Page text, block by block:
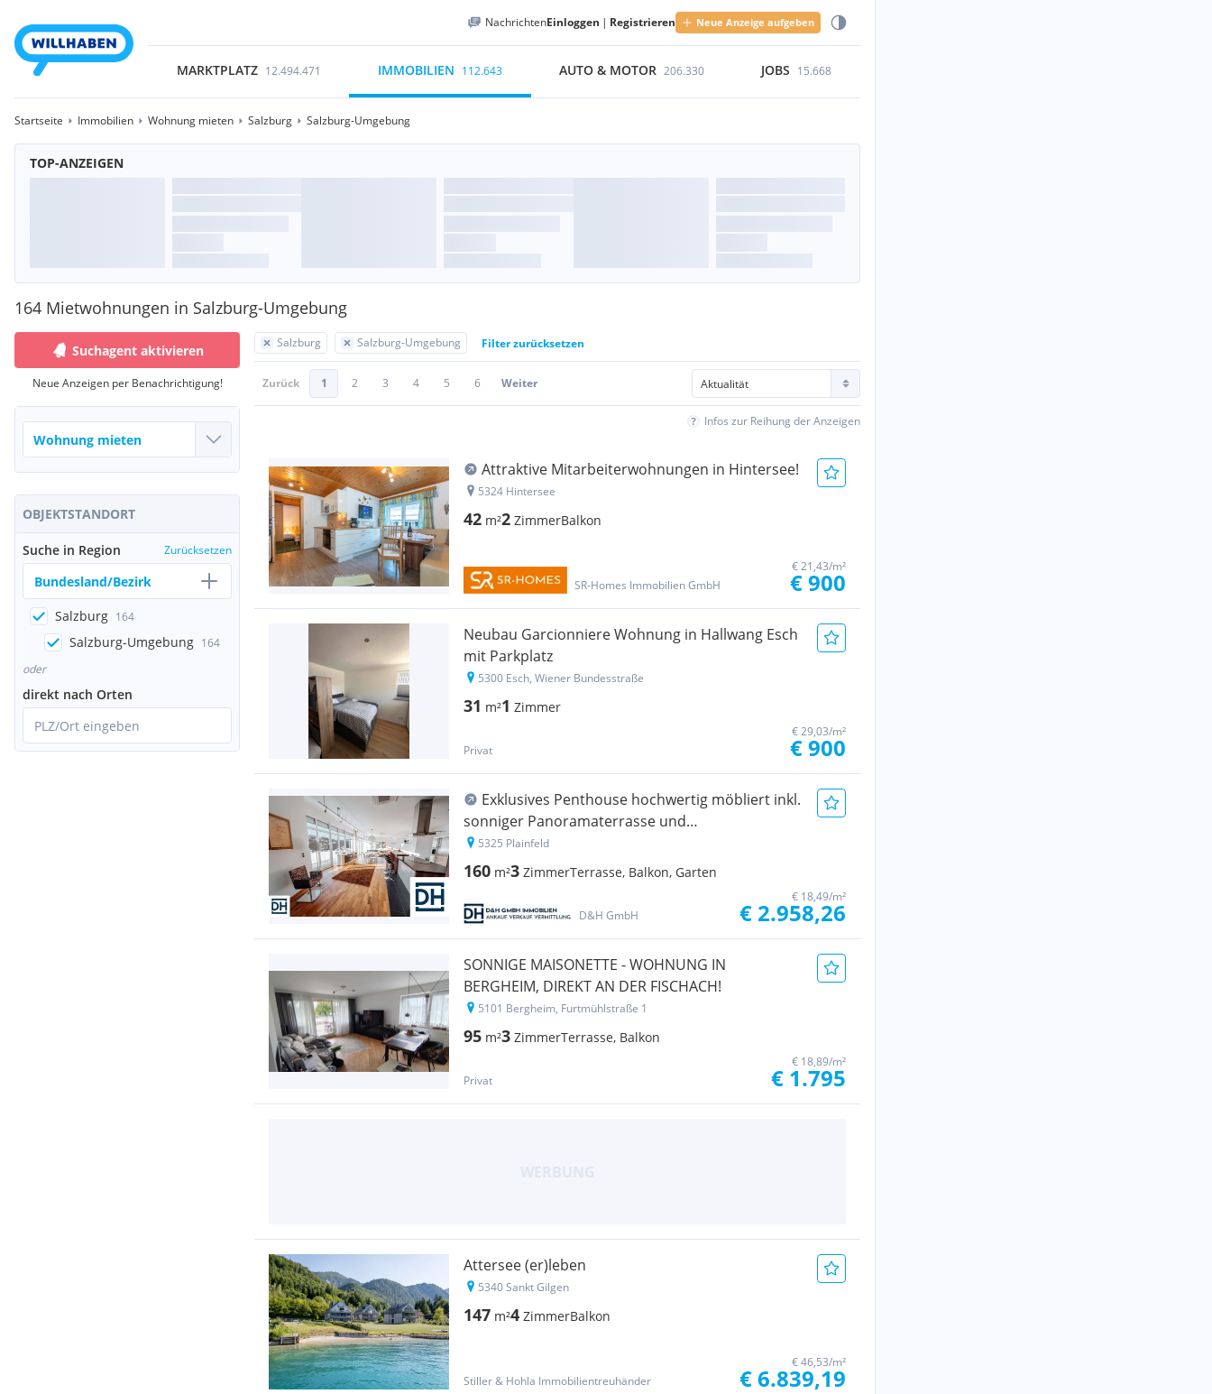
NachrichtenEinloggen | Registrieren Neue Anzeige aufgeben
MARKTPLATZ 12.494.471 IMMOBILIEN 112.643 AUTO & MOTOR 206.330 JOBS 15.668
Startseite Immobilien Wohnung mieten Salzburg Salzburg-Umgebung
TOP-ANZEIGEN
164 Mietwohnungen in Salzburg-Umgebung
Suchagent aktivieren
Neue Anzeigen per Benachrichtigung!
OBJEKTSTANDORT
Suche in Region Zurücksetzen
Bundesland/Bezirk
Salzburg 164
Salzburg-Umgebung 164
oder
direkt nach Orten
PLZ/Ort eingeben
Salzburg Salzburg-Umgebung Filter zurücksetzen
Zurück 1 2 3 4 5 6 Weiter
Infos zur Reihung der Anzeigen
Attraktive Mitarbeiterwohnungen in Hintersee!
5324 Hintersee
42 m²2 ZimmerBalkon
SR-Homes Immobilien GmbH
€ 21,43/m²
€ 900
Neubau Garcionniere Wohnung in Hallwang Esch
mit Parkplatz
5300 Esch, Wiener Bundesstraße
31 m²1 Zimmer
Privat
€ 29,03/m²
€ 900
Exklusives Penthouse hochwertig möbliert inkl.
sonniger Panoramaterrasse und
Homeofficebereich
5325 Plainfeld
160 m²3 ZimmerTerrasse, Balkon, Garten
D&H GmbH
€ 18,49/m²
€ 2.958,26
SONNIGE MAISONETTE - WOHNUNG IN
BERGHEIM, DIREKT AN DER FISCHACH!
5101 Bergheim, Furtmühlstraße 1
95 m²3 ZimmerTerrasse, Balkon
Privat
€ 18,89/m²
€ 1.795
Attersee (er)leben
5340 Sankt Gilgen
147 m²4 ZimmerBalkon
Stiller & Hohla Immobilientreuhänder
€ 46,53/m²
€ 6.839,19